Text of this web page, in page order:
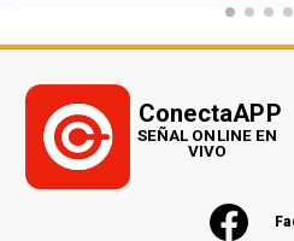
ConectaAPP
SEÑAL ONLINE EN
VIVO